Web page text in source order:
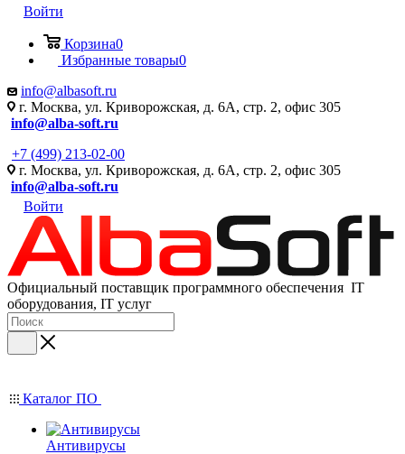
Войти
Корзина0
Избранные товары0
info@albasoft.ru
г. Москва, ул. Криворожская, д. 6А, стр. 2, офис 305
info@alba-soft.ru
+7 (499) 213-02-00
г. Москва, ул. Криворожская, д. 6А, стр. 2, офис 305
info@alba-soft.ru
Войти
Официальный поставщик программного обеспечения IT
оборудования, IT услуг
Каталог ПО
Антивирусы